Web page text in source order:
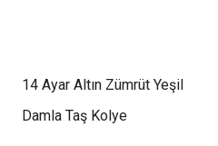
14 Ayar Altın Zümrüt Yeşil
Damla Taş Kolye